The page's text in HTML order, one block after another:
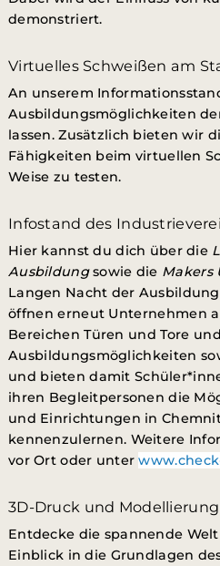
demonstriert.
Virtuelles Schweißen am
An unserem
Ausbildungsmöglichkeiten
lassen. Zusätzlich bieten wir
Fähigkeiten beim virtuellen
Weise zu testen.
Infostand des
Hier kannst du dich über die
Ausbildungsowie die Makers
Langen Nacht der Ausbildung
öffnen erneut Unternehmen
Bereichen Türen und Tore
Ausbildungsmöglichkeiten
und bieten damit
ihren Begleitpersonen die
und Einrichtungen in
kennenzulernen. Weitere
vor Ort oder unter
3D-Druck und
Entdecke die spannende
Einblick in die Grundlagen